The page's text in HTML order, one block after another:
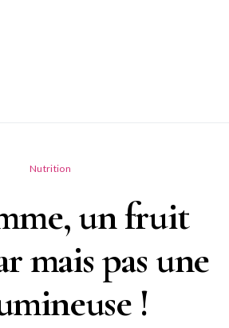
Nutrition
un fruit
mais pas une
!